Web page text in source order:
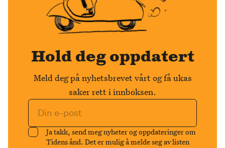
Hold deg oppdatert
Meld deg på nyhetsbrevet vårt og få ukas
saker rett i innboksen.
Ja takk, send meg nyheter og oppdateringer om
Tidens ånd. Det er mulig å melde seg av listen